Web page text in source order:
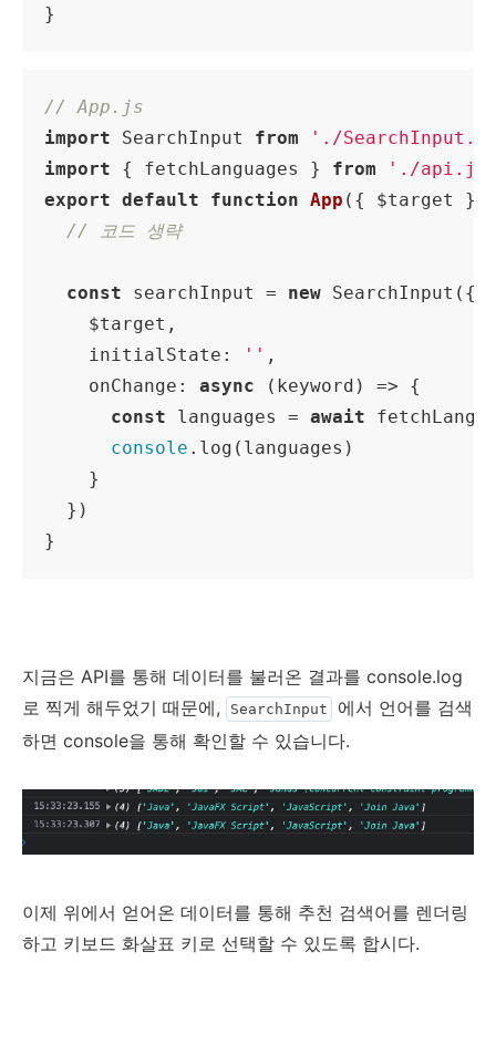
}
// App.js
import SearchInput from
'./
import { fetchLanguages } from
'./
export default function App ( { $target }
// 코드 생략
const searchInput = new SearchInput({
    $target,
initialState : '' ,
onChange : async (keyword) => {
const languages = await
console .log(languages)
    }
  })
}
지금은 API를 통해 데이터를 불러온 결과를 console.log
로 찍게 해두었기 때문에,
SearchInput
에서 언어를 검색
하면 console을 통해 확인할 수 있습니다.
이제 위에서 얻어온 데이터를 통해 추천 검색어를 렌더링
하고 키보드 화살표 키로 선택할 수 있도록 합시다.